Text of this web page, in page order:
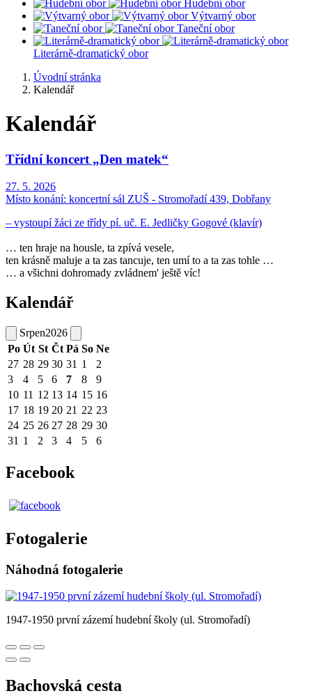
Hudební obor
Výtvarný obor
Taneční obor
Literárně-dramatický obor
Úvodní stránka
Kalendář
Kalendář
Třídní koncert „Den matek“
27. 5. 2026
Místo konání: koncertní sál ZUŠ - Stromořadí 439, Dobřany
– vystoupí žáci ze třídy pí. uč. E. Jedličky Gogové (klavír)
… ten hraje na housle, ta zpívá vesele,
ten krásně maluje a ta zas tancuje, ten umí to a ta zas tohle …
… a všichni dohromady zvládnem' ještě víc!
Kalendář
Srpen2026
Po Út St Čt Pá So Ne
27 28 29 30 31 1
2
3
4 5 6 7 8
9
10 11 12 13 14 15 16
17 18 19 20 21 22 23
24 25 26 27 28 29 30
31 1 2 3 4 5 6
Facebook
Fotogalerie
Náhodná fotogalerie
1947-1950 první zázemí hudební školy (ul. Stromořadí)
Bachovská cesta